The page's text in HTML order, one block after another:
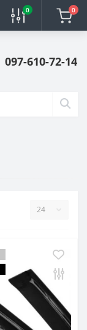
0 0
097-610-72-14